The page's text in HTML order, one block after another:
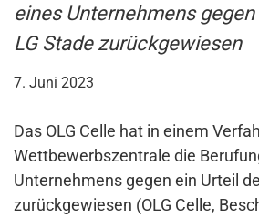
eines Unternehmens
LG Stade zurückgewiesen
7. Juni 2023
Das OLG Celle hat in einem
Wettbewerbszentrale die
Unternehmens gegen ein Urteil
zurückgewiesen (OLG Celle,